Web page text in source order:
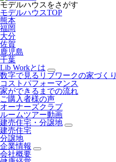
モデルハウスをさがす
モデルハウスTOP
熊本
福岡
大分
佐賀
鹿児島
千葉
Lib Workとは
数字で見るリブワークの家づくり
コストパフォーマンス
家ができるまでの流れ
ご購入者様の声
オーナーズクラブ
ルームツアー動画
建売住宅・分譲地
建売住宅
分譲地
企業情報
会社概要